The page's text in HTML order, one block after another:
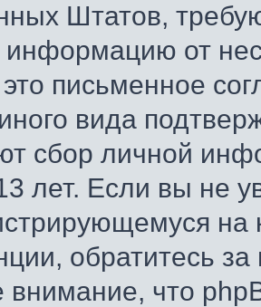
Штатов,
информацию от
письменное
вида
сбор личной
лет. Если вы не
обратитесь
внимание, что